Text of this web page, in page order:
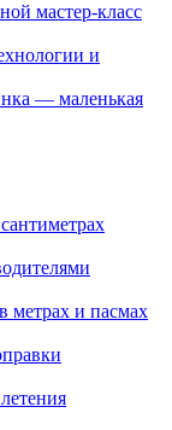
мастер-класс
и
— маленькая
метрах и пасмах